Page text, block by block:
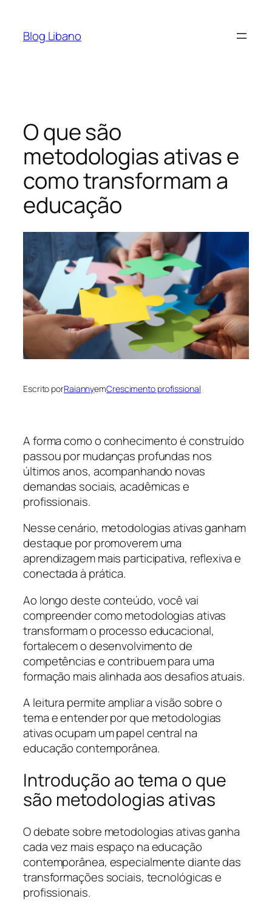
Blog Libano
O que são
metodologias ativas e
como transformam a
educação
Escrito porRaiannyemCrescimento profissional
A forma como o conhecimento é construído
passou por mudanças profundas nos
últimos anos, acompanhando novas
demandas sociais, acadêmicas e
profissionais.
Nesse cenário, metodologias ativas ganham
destaque por promoverem uma
aprendizagem mais participativa, reflexiva e
conectada à prática.
Ao longo deste conteúdo, você vai
compreender como metodologias ativas
transformam o processo educacional,
fortalecem o desenvolvimento de
competências e contribuem para uma
formação mais alinhada aos desafios atuais.
A leitura permite ampliar a visão sobre o
tema e entender por que metodologias
ativas ocupam um papel central na
educação contemporânea.
Introdução ao tema o que
são metodologias ativas
O debate sobre metodologias ativas ganha
cada vez mais espaço na educação
contemporânea, especialmente diante das
transformações sociais, tecnológicas e
profissionais.